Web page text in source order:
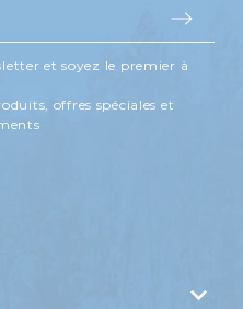
et soyez le premier à
offres spéciales et